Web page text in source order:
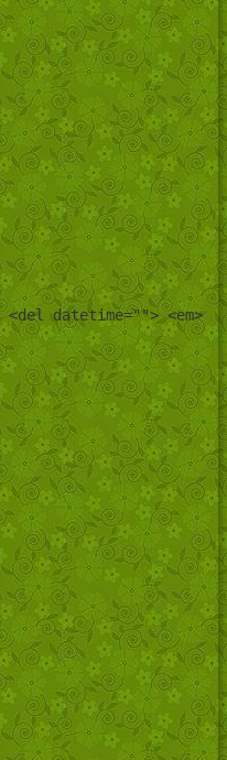
datetime=""> <em>